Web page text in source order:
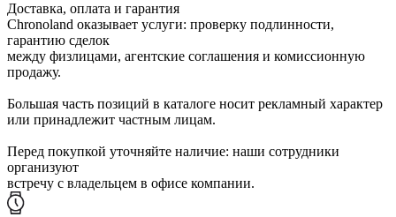
Доставка, оплата и гарантия
Chronoland оказывает услуги: проверку подлинности,
гарантию сделок
между физлицами, агентские соглашения и комиссионную
продажу.
Большая часть позиций в каталоге носит рекламный характер
или принадлежит частным лицам.
Перед покупкой уточняйте наличие: наши сотрудники
организуют
встречу с владельцем в офисе компании.